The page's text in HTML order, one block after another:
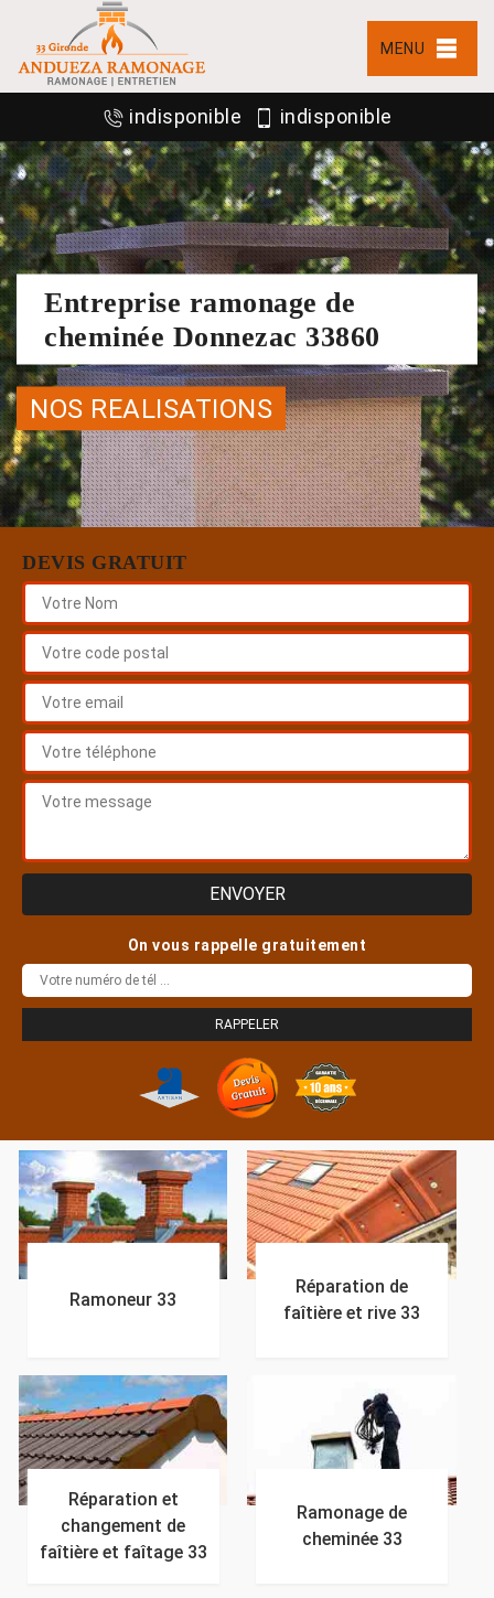
MENU
indisponible indisponible
Entreprise ramonage de
cheminée Donnezac 33860
NOS REALISATIONS
DEVIS GRATUIT
On vous rappelle gratuitement
Ramoneur 33
Réparation de
faîtière et rive 33
Réparation et
changement de
faîtière et faîtage 33
Ramonage de
cheminée 33